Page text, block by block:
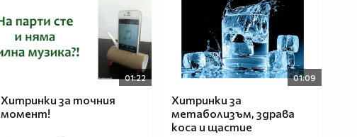
01:22
Хитринки за точния
момент!
01:09
Хитринки за
метаболизъм, здрава
коса и щастие